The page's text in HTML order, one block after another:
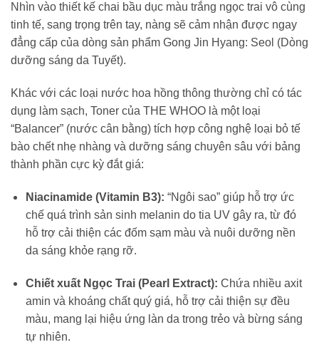
Nhìn vào thiết kế chai bầu dục màu trắng ngọc trai vô cùng
tinh tế, sang trọng trên tay, nàng sẽ cảm nhận được ngay
đẳng cấp của dòng sản phẩm Gong Jin Hyang: Seol (Dòng
dưỡng sáng da Tuyết).
Khác với các loại nước hoa hồng thông thường chỉ có tác
dụng làm sạch, Toner của THE WHOO là một loại
“Balancer” (nước cân bằng) tích hợp công nghệ loại bỏ tế
bào chết nhẹ nhàng và dưỡng sáng chuyên sâu với bảng
thành phần cực kỳ đắt giá:
Niacinamide (Vitamin B3): “Ngôi sao” giúp hỗ trợ ức
chế quá trình sản sinh melanin do tia UV gây ra, từ đó
hỗ trợ cải thiện các đốm sạm màu và nuôi dưỡng nền
da sáng khỏe rạng rỡ.
Chiết xuất Ngọc Trai (Pearl Extract): Chứa nhiều axit
amin và khoáng chất quý giá, hỗ trợ cải thiện sự đều
màu, mang lại hiệu ứng làn da trong trẻo và bừng sáng
tự nhiên.